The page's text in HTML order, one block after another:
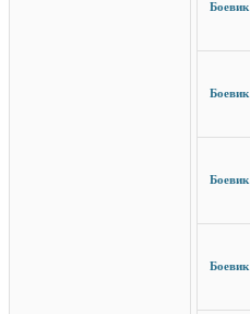
Боевик
Боевик
Боевик
Боевик